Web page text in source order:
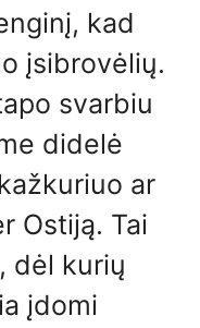
kad
įsibrovėlių.
svarbiu
didelė
ar
Ostiją. Tai
dėl kurių
įdomi